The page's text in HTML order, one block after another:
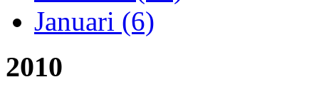
Januari (6)
2010